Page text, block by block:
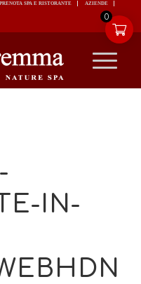
0
PRENOTA SPA E RISTORANTE
IN-